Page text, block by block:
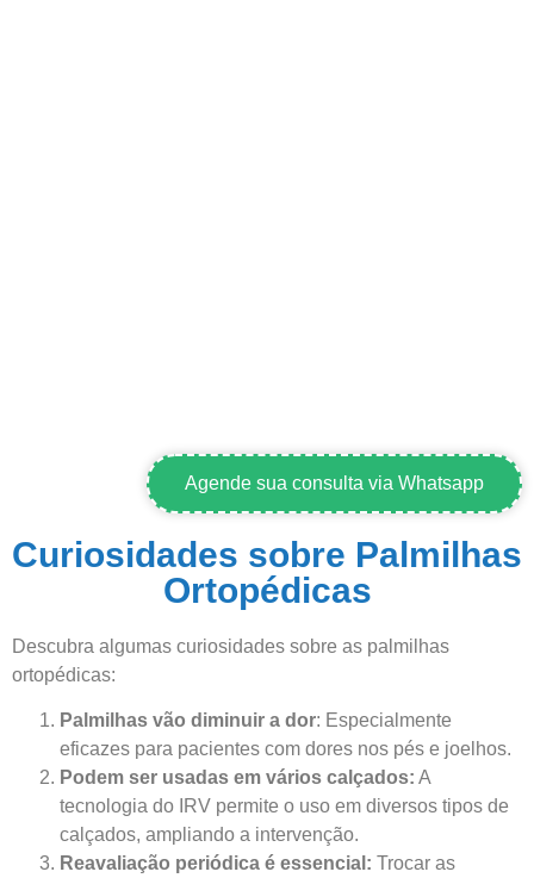
Agende sua consulta via Whatsapp
Curiosidades sobre Palmilhas
Ortopédicas
Descubra algumas curiosidades sobre as palmilhas
ortopédicas:
Palmilhas vão diminuir a dor: Especialmente
eficazes para pacientes com dores nos pés e joelhos.
Podem ser usadas em vários calçados: A
tecnologia do IRV permite o uso em diversos tipos de
calçados, ampliando a intervenção.
Reavaliação periódica é essencial: Trocar as